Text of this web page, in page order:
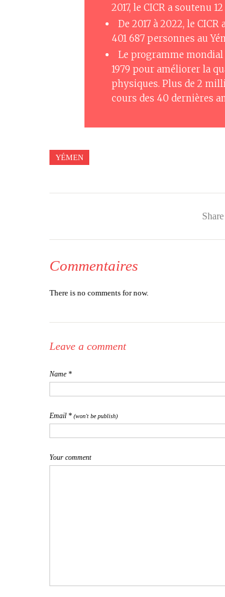
2017, le CICR a soutenu
De 2017 à 2022, le
401 687 personnes au
Le programme mondial
1979 pour améliorer la
physiques. Plus de 2
cours des 40 dernières
YÉMEN
Commentaires
There is no comments for now.
Leave a comment
Name *
Email * (won't be publish)
Your comment